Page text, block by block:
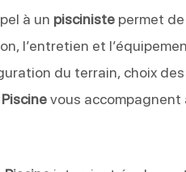
à un pisciniste permet
l’entretien et
du terrain, choix
vous